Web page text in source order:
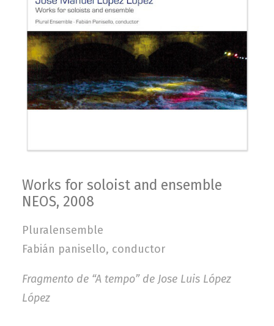
Works for soloist and ensemble
NEOS, 2008
Pluralensemble
Fabián panisello, conductor
Fragmento de “A tempo” de Jose Luis López
López